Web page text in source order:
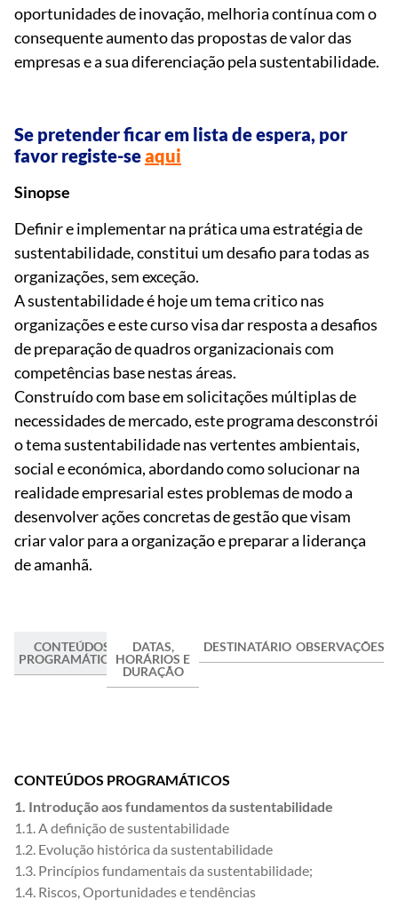
oportunidades de inovação, melhoria contínua com o
consequente aumento das propostas de valor das
empresas e a sua diferenciação pela sustentabilidade.
Se pretender ficar em lista de espera, por
favor registe-seaqui
Sinopse
Definir e implementar na prática uma estratégia de
sustentabilidade, constitui um desafio para todas as
organizações, sem exceção.
A sustentabilidade é hoje um tema critico nas
organizações e este curso visa dar resposta a desafios
de preparação de quadros organizacionais com
competências base nestas áreas.
Construído com base em solicitações múltiplas de
necessidades de mercado, este programa desconstrói
o tema sustentabilidade nas vertentes ambientais,
social e económica, abordando como solucionar na
realidade empresarial estes problemas de modo a
desenvolver ações concretas de gestão que visam
criar valor para a organização e preparar a liderança
de amanhã.
CONTEÚDOS
PROGRAMÁTICOS
DATAS,
HORÁRIOS E
DURAÇÃO
DESTINATÁRIOS/ASOBSERVAÇÕES
CONTEÚDOS PROGRAMÁTICOS
1. Introdução aos fundamentos da sustentabilidade
1.1. A definição de sustentabilidade
1.2. Evolução histórica da sustentabilidade
1.3. Princípios fundamentais da sustentabilidade;
1.4. Riscos, Oportunidades e tendências